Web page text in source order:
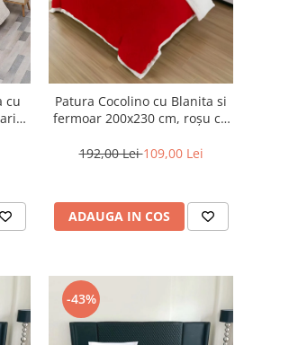
cu
Patura Cocolino cu Blanita si
fermoar 200x230 cm, roșu cu
192,00 Lei109,00 Lei
ADAUGA IN COS
-43%